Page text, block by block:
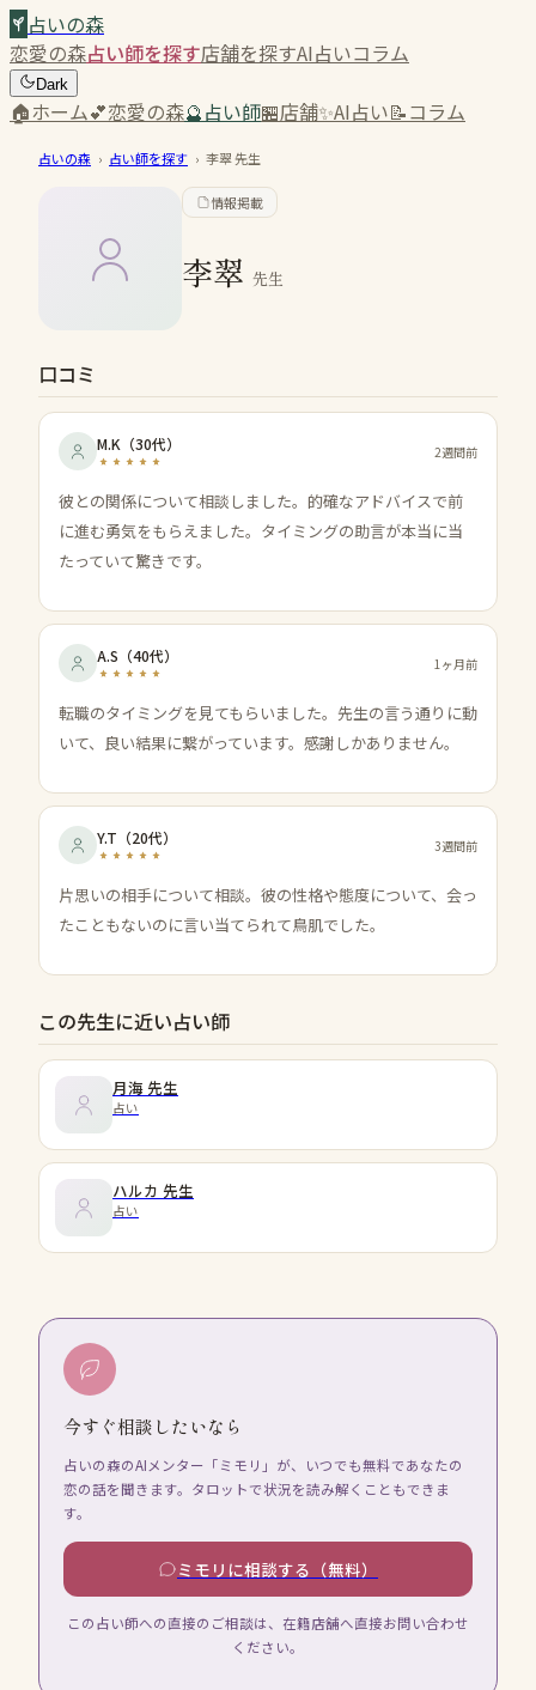
占いの森
恋愛の森占い師を探す店舗を探すAI占いコラム
Dark
🏠ホーム💕恋愛の森🔮占い師🏪店舗✨AI占い📝コラム
占いの森 › 占い師を探す › 李翠先生
情報掲載
李翠 先生
口コミ
M.K （30代） 2週間前
彼との関係について相談しました。的確なアドバイスで前
に進む勇気をもらえました。タイミングの助言が本当に当
たっていて驚きです。
A.S （40代） 1ヶ月前
転職のタイミングを見てもらいました。先生の言う通りに動
いて、良い結果に繋がっています。感謝しかありません。
Y.T （20代） 3週間前
片思いの相手について相談。彼の性格や態度について、会っ
たこともないのに言い当てられて鳥肌でした。
この先生に近い占い師
月海 先生
占い
ハルカ 先生
占い
今すぐ相談したいなら
占いの森のAIメンター「ミモリ」が、いつでも無料であなたの
恋の話を聞きます。タロットで状況を読み解くこともできま
す。
ミモリに相談する（無料）
この占い師への直接のご相談は、在籍店舗へ直接お問い合わせ
ください。